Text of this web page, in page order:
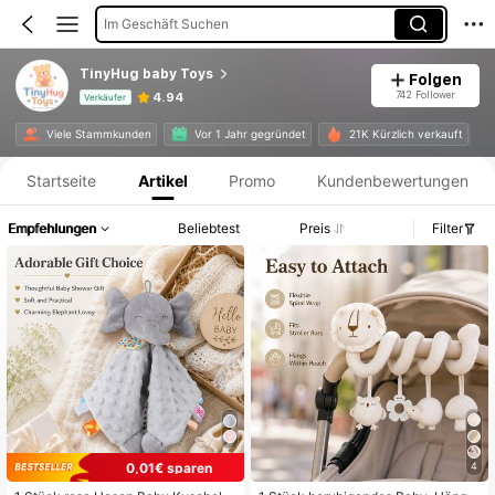
Im Geschäft Suchen
TinyHug baby Toys
Verkäufer 4.94
Folgen
742 Follower
Viele Stammkunden Vor 1 Jahr gegründet 21K Kürzlich verkauft
Produktinformation: Preisangabe, Verkaufs- und Lagerbestandsdetails.
Startseite Artikel Promo Kundenbewertungen
Empfehlungen Beliebtest Preis Filter
0,01€ sparen
4